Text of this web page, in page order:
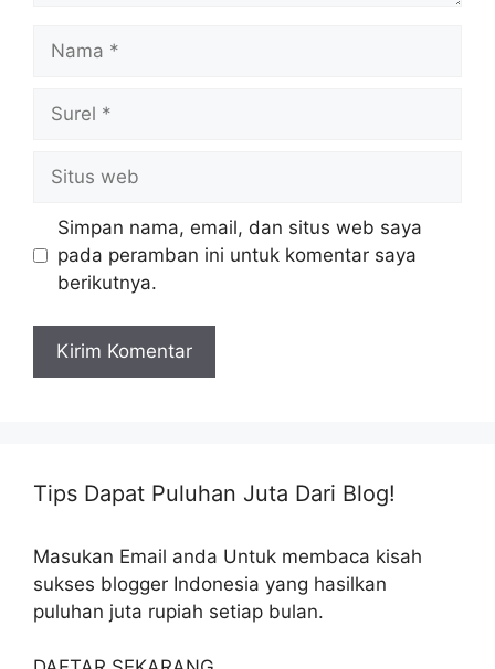
Nama
Surel
Situs
web
Simpan nama, email, dan situs web saya
pada peramban ini untuk komentar saya
berikutnya.
Tips Dapat Puluhan Juta Dari Blog!
Masukan Email anda Untuk membaca kisah
sukses blogger Indonesia yang hasilkan
puluhan juta rupiah setiap bulan.